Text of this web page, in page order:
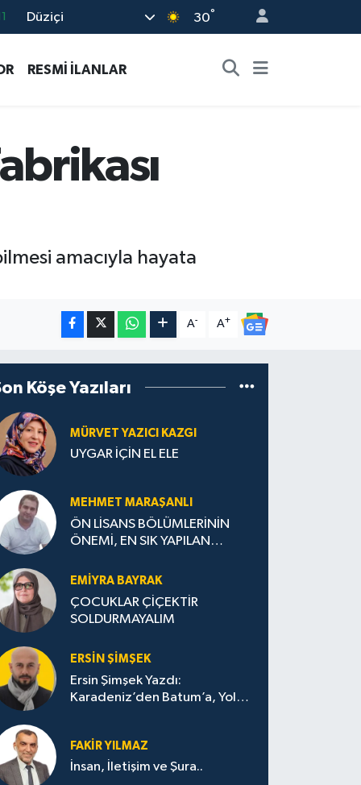
Düziçi 30°
RESMİ İLANLAR
amacıyla hayata
A- A+
Köşe Yazıları
MÜRVET YAZICI KAZGI
UYGAR İÇİN EL ELE
MEHMET MARAŞANLI
ÖN LİSANS BÖLÜMLERİNİN
ÖNEMİ, EN SIK YAPILAN
STRATEJİLERİ
EMIYRA BAYRAK
ÇOCUKLAR ÇİÇEKTİR
SOLDURMAYALIM
ERSIN ŞIMŞEK
Ersin Şimşek Yazdı:
Karadeniz’den Batum’a, Yolun
FAKIR YILMAZ
İnsan, İletişim ve Şura..